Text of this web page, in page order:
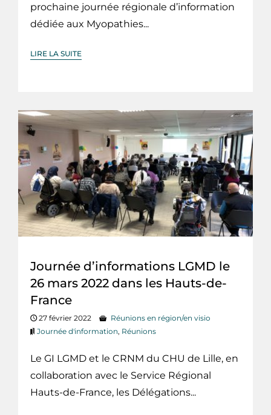
prochaine journée régionale d’information
dédiée aux Myopathies...
LIRE LA SUITE
Journée d’informations LGMD le
26 mars 2022 dans les Hauts-de-
France
27 février 2022
Réunions en région/en visio
Journée d'information, Réunions
Le GI LGMD et le CRNM du CHU de Lille, en
collaboration avec le Service Régional
Hauts-de-France, les Délégations...